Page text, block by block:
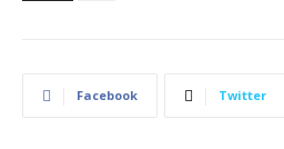
Facebook Twitter